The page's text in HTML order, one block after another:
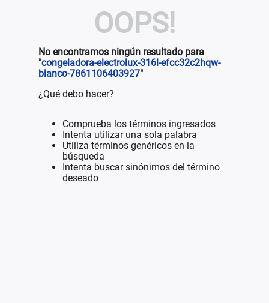
OOPS!
No encontramos ningún resultado para
"congeladora-electrolux-316l-efcc32c2hqw-
blanco-7861106403927"
¿Qué debo hacer?
Comprueba los términos ingresados
Intenta utilizar una sola palabra
Utiliza términos genéricos en la
búsqueda
Intenta buscar sinónimos del término
deseado